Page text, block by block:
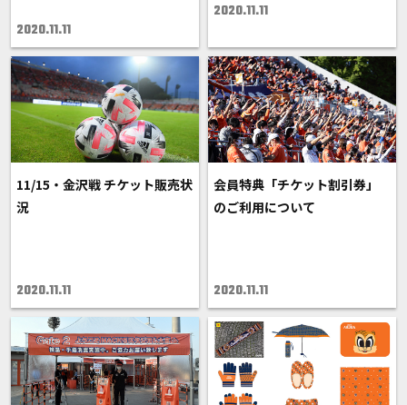
2020.11.11
2020.11.11
11/15・金沢戦 チケット販売状
況
2020.11.11
会員特典「チケット割引券」
のご利用について
2020.11.11